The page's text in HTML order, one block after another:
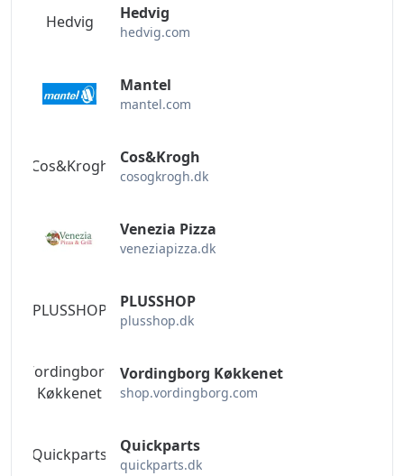
Hedvig Hedvig
hedvig.com
Mantel
mantel.com
Cos&Krogh Cos&Krogh
cosogkrogh.dk
Venezia Pizza
veneziapizza.dk
PLUSSHOP PLUSSHOP
plusshop.dk
Vordingborg
Køkkenet
Vordingborg Køkkenet
shop.vordingborg.com
Quickparts Quickparts
quickparts.dk